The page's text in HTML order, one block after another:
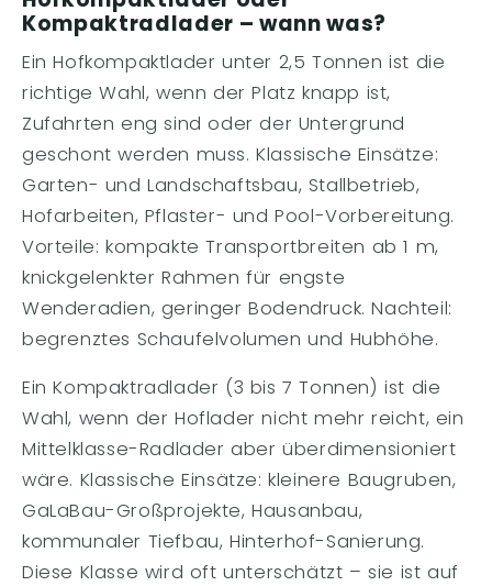
Kompaktradlader – wann was?
Ein Hofkompaktlader unter 2,5 Tonnen ist die
richtige Wahl, wenn der Platz knapp ist,
Zufahrten eng sind oder der Untergrund
geschont werden muss. Klassische Einsätze:
Garten- und Landschaftsbau, Stallbetrieb,
Hofarbeiten, Pflaster- und Pool-Vorbereitung.
Vorteile: kompakte Transportbreiten ab 1 m,
knickgelenkter Rahmen für engste
Wenderadien, geringer Bodendruck. Nachteil:
begrenztes Schaufelvolumen und Hubhöhe.
Ein Kompaktradlader (3 bis 7 Tonnen) ist die
Wahl, wenn der Hoflader nicht mehr reicht, ein
Mittelklasse-Radlader aber überdimensioniert
wäre. Klassische Einsätze: kleinere Baugruben,
GaLaBau-Großprojekte, Hausanbau,
kommunaler Tiefbau, Hinterhof-Sanierung.
Diese Klasse wird oft unterschätzt – sie ist auf